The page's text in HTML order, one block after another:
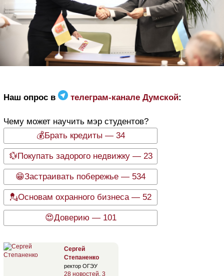
Наш опрос в телеграм-канале Думской:
Чему может научить мэр студентов?
💰Брать кредиты — 34
💱Покупать задорого недвижку — 23
😁Застраивать побережье — 534
💂Основам охранного бизнеса — 52
😍Доверию — 101
Сергей
Степаненко
ректор ОГЭУ
28 новостей 3